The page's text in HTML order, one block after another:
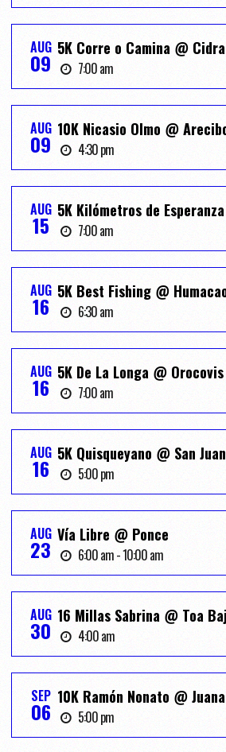
AUG
09
5K Corre o Camina @ Cidra
7:00 am
AUG
09
10K Nicasio Olmo @
4:30 pm
AUG
15
5K Kilómetros de
7:00 am
AUG
16
5K Best Fishing @
6:30 am
AUG
16
5K De La Longa @ Orocovis
7:00 am
AUG
16
5K Quisqueyano @ San Juan
5:00 pm
AUG
23
Vía Libre @ Ponce
6:00 am - 10:00 am
AUG
30
16 Millas Sabrina @ Toa
4:00 am
SEP
06
10K Ramón Nonato @
5:00 pm